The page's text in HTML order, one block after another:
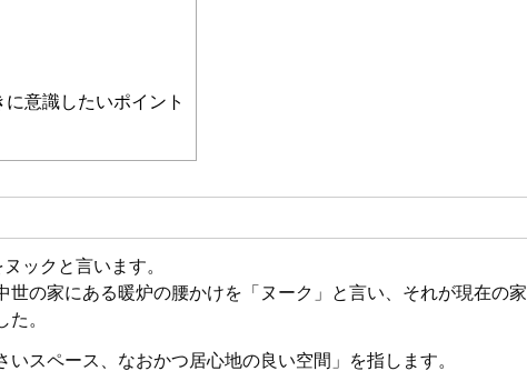
意識したいポイント
ックと言います。
世の家にある暖炉の腰かけを「ヌーク」と言い、それが現在の家
。
スペース、なおかつ居心地の良い空間」を指します。